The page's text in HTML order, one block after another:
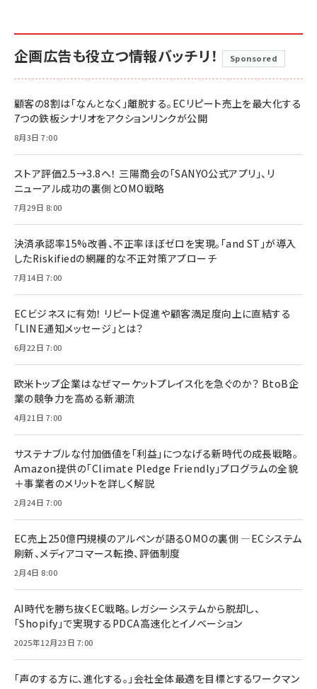
企画広告も役立つ情報バッチリ！ Sponsored
顧客の8割は「なんとなく」離脱する。ECリピート売上を最大化する
7つの鉄板シナリオをアクションリンクが公開
8月3日 7:00
ストア評価2.5→3.8へ！ 三陽商会の「SANYO公式アプリ」、リ
ニューアル成功の裏側とOMO戦略
7月29日 8:00
決済承認率15%改善、不正率ほぼゼロを実現。「and ST」が導入
したRiskifiedの網羅的な不正対策アプローチ
7月14日 7:00
ECビジネスに有効！ リピート促進や顧客満足度向上に直結する
「LINE通知メッセージ」とは？
6月22日 7:00
欧米トップ企業はなぜマーケットプレイス化を急ぐのか？ BtoB企
業の競争力を高める新潮流
4月21日 7:00
サステナブルな付加価値を「利益」につなげる新時代の成長戦略。
Amazon提供の「Climate Pledge Friendly」プログラムの全貌
＋事業者のメリットを詳しく解説
2月24日 7:00
EC売上250億円規模のアルペンが語るOMOの裏側 ―ECシステム
刷新、メディアコマース転換、評価制度
2月4日 8:00
AI時代を勝ち抜くEC戦略。レガシーシステムから脱却し、
「Shopify」で実現するPDCA高速化とイノベーション
2025年12月23日 7:00
「声のする方に、進化する。」会社全体最適を目標とするワークマン